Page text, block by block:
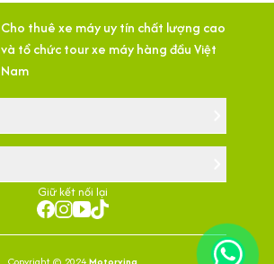
Cho thuê xe máy uy tín chất lượng cao
và tổ chức tour xe máy hàng đầu Việt
Nam
Giữ kết nối lại